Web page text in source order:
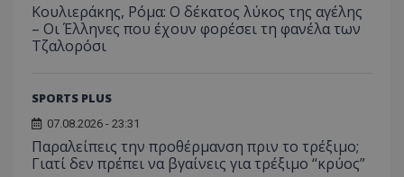
Κουλιεράκης, Ρόμα: Ο δέκατος λύκος της αγέλης
– Οι Έλληνες που έχουν φορέσει τη φανέλα των
Τζαλορόσι
SPORTS PLUS
07.08.2026 - 23:31
Παραλείπεις την προθέρμανση πριν το τρέξιμο;
Γιατί δεν πρέπει να βγαίνεις για τρέξιμο “κρύος”